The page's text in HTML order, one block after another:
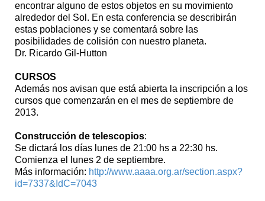
encontrar alguno de estos objetos en su movimiento
alrededor del Sol. En esta conferencia se describirán
estas poblaciones y se comentará sobre las
posibilidades de colisión con nuestro planeta.
Dr. Ricardo Gil-Hutton
CURSOS
Además nos avisan que está abierta la inscripción a los
cursos que comenzarán en el mes de septiembre de
2013.
Construcción de telescopios:
Se dictará los días lunes de 21:00 hs a 22:30 hs.
Comienza el lunes 2 de septiembre.
Más información: http://www.aaaa.org.ar/section.aspx?
id=7337&IdC=7043